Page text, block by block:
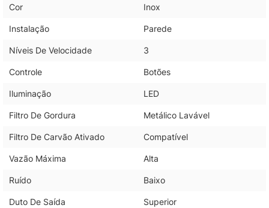
Cor Inox
Instalação Parede
Níveis De Velocidade 3
Controle Botões
Iluminação LED
Filtro De Gordura Metálico Lavável
Filtro De Carvão Ativado Compatível
Vazão Máxima Alta
Ruído Baixo
Duto De Saída Superior